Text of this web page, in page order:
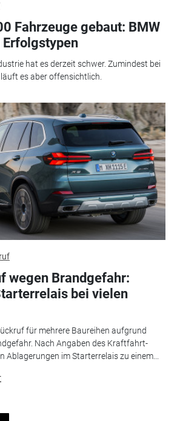
Fahrzeuge gebaut: BMW
hat es derzeit schwer. Zumindest bei
es aber offensichtlich.
wegen Brandgefahr:
bei vielen
für mehrere Baureihen aufgrund
Nach Angaben des Kraftfahrt-
Ablagerungen im Starterrelais zu einem...